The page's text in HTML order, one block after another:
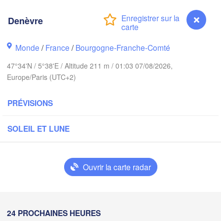
Denèvre
Monde /France /Bourgogne-Franche-Comté
47°34'N / 5°38'E / Altitude 211 m / 01:03 07/08/2026,
Europe/Paris (UTC+2)
PRÉVISIONS
SOLEIL ET LUNE
Ouvrir la carte radar
24 PROCHAINES HEURES
Amsterdam
Bremen
Groningen
Reims
Denèvre